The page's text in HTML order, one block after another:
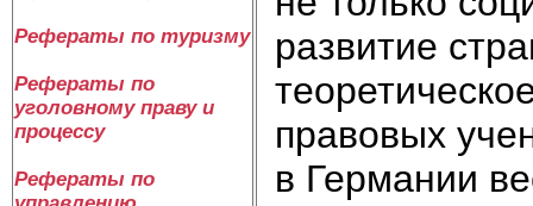
Рефераты по туризму
Рефераты по
уголовному праву и
процессу
Рефераты по
развитие
правовых
в Германии